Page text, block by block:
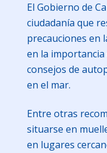
El Gobierno de
ciudadanía que
precauciones en
en la
consejos de
en el mar.
Entre otras
situarse en
en lugares